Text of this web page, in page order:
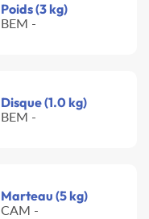
Poids (3 kg)
BEM -
Disque (1.0 kg)
BEM -
Marteau (5 kg)
CAM -